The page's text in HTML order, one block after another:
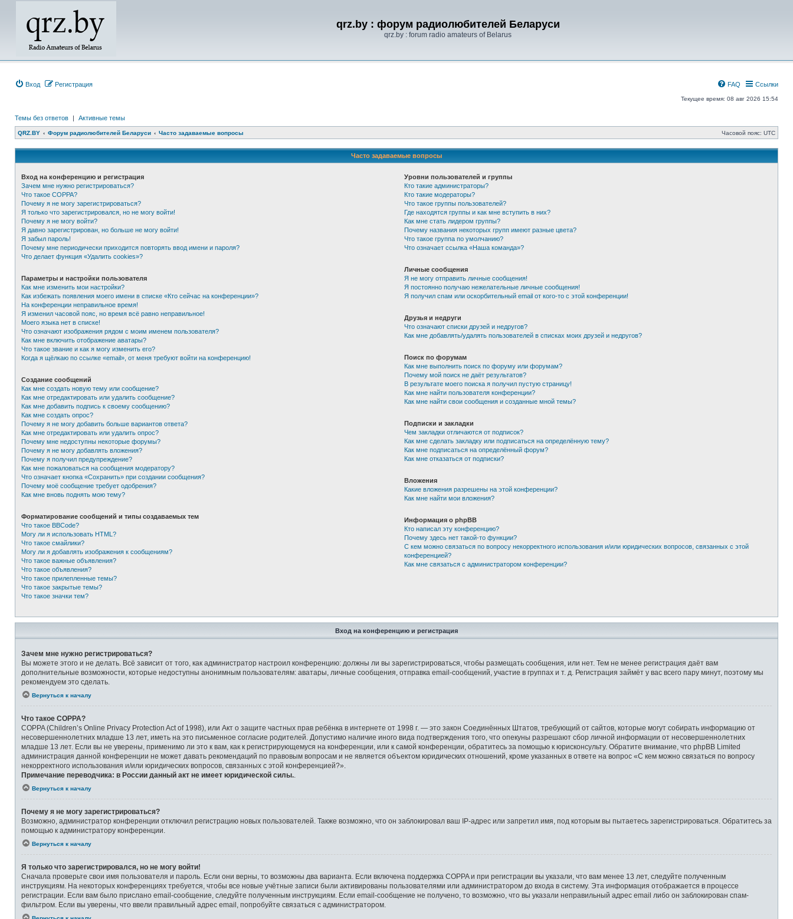
qrz.by : форум радиолюбителей Беларуси
qrz.by : forum radio amateurs of Belarus
Вход Регистрация Ссылки
FAQ
Текущее время: 08 авг 2026 15:54
Темы без ответов | Активные темы
QRZ.BY Форум радиолюбителей Беларуси Часто задаваемые вопросы Часовой пояс: UTC
Часто задаваемые вопросы
Вход на конференцию и регистрация
Зачем мне нужно регистрироваться?
Что такое COPPA?
Почему я не могу зарегистрироваться?
Я только что зарегистрировался, но не могу войти!
Почему я не могу войти?
Я давно зарегистрирован, но больше не могу войти!
Я забыл пароль!
Почему мне периодически приходится повторять ввод имени и пароля?
Что делает функция «Удалить cookies»?
Параметры и настройки пользователя
Как мне изменить мои настройки?
Как избежать появления моего имени в списке «Кто сейчас на конференции»?
На конференции неправильное время!
Я изменил часовой пояс, но время всё равно неправильное!
Моего языка нет в списке!
Что означают изображения рядом с моим именем пользователя?
Как мне включить отображение аватары?
Что такое звание и как я могу изменить его?
Когда я щёлкаю по ссылке «email», от меня требуют войти на конференцию!
Создание сообщений
Как мне создать новую тему или сообщение?
Как мне отредактировать или удалить сообщение?
Как мне добавить подпись к своему сообщению?
Как мне создать опрос?
Почему я не могу добавить больше вариантов ответа?
Как мне отредактировать или удалить опрос?
Почему мне недоступны некоторые форумы?
Почему я не могу добавлять вложения?
Почему я получил предупреждение?
Как мне пожаловаться на сообщения модератору?
Что означает кнопка «Сохранить» при создании сообщения?
Почему моё сообщение требует одобрения?
Как мне вновь поднять мою тему?
Форматирование сообщений и типы создаваемых тем
Что такое BBCode?
Могу ли я использовать HTML?
Что такое смайлики?
Могу ли я добавлять изображения к сообщениям?
Что такое важные объявления?
Что такое объявления?
Что такое прилепленные темы?
Что такое закрытые темы?
Что такое значки тем?
Уровни пользователей и группы
Кто такие администраторы?
Кто такие модераторы?
Что такое группы пользователей?
Где находятся группы и как мне вступить в них?
Как мне стать лидером группы?
Почему названия некоторых групп имеют разные цвета?
Что такое группа по умолчанию?
Что означает ссылка «Наша команда»?
Личные сообщения
Я не могу отправить личные сообщения!
Я постоянно получаю нежелательные личные сообщения!
Я получил спам или оскорбительный email от кого-то с этой конференции!
Друзья и недруги
Что означают списки друзей и недругов?
Как мне добавлять/удалять пользователей в списках моих друзей и недругов?
Поиск по форумам
Как мне выполнить поиск по форуму или форумам?
Почему мой поиск не даёт результатов?
В результате моего поиска я получил пустую страницу!
Как мне найти пользователя конференции?
Как мне найти свои сообщения и созданные мной темы?
Подписки и закладки
Чем закладки отличаются от подписок?
Как мне сделать закладку или подписаться на определённую тему?
Как мне подписаться на определённый форум?
Как мне отказаться от подписки?
Вложения
Какие вложения разрешены на этой конференции?
Как мне найти мои вложения?
Информация о phpBB
Кто написал эту конференцию?
Почему здесь нет такой-то функции?
С кем можно связаться по вопросу некорректного использования и/или юридических вопросов, связанных с этой
конференцией?
Как мне связаться с администратором конференции?
Вход на конференцию и регистрация
Зачем мне нужно регистрироваться?
Вы можете этого и не делать. Всё зависит от того, как администратор настроил конференцию: должны ли вы зарегистрироваться, чтобы размещать сообщения, или нет. Тем не менее регистрация даёт вам
дополнительные возможности, которые недоступны анонимным пользователям: аватары, личные сообщения, отправка email-сообщений, участие в группах и т. д. Регистрация займёт у вас всего пару минут, поэтому мы
рекомендуем это сделать.
Вернуться к началу
Что такое COPPA?
COPPA (Children’s Online Privacy Protection Act of 1998), или Акт о защите частных прав ребёнка в интернете от 1998 г. — это закон Соединённых Штатов, требующий от сайтов, которые могут собирать информацию от
несовершеннолетних младше 13 лет, иметь на это письменное согласие родителей. Допустимо наличие иного вида подтверждения того, что опекуны разрешают сбор личной информации от несовершеннолетних
младше 13 лет. Если вы не уверены, применимо ли это к вам, как к регистрирующемуся на конференции, или к самой конференции, обратитесь за помощью к юрисконсульту. Обратите внимание, что phpBB Limited
администрация данной конференции не может давать рекомендаций по правовым вопросам и не является объектом юридических отношений, кроме указанных в ответе на вопрос «С кем можно связаться по вопросу
некорректного использования и/или юридических вопросов, связанных с этой конференцией?».
Примечание переводчика: в России данный акт не имеет юридической силы.
Вернуться к началу
Почему я не могу зарегистрироваться?
Возможно, администратор конференции отключил регистрацию новых пользователей. Также возможно, что он заблокировал ваш IP-адрес или запретил имя, под которым вы пытаетесь зарегистрироваться. Обратитесь за
помощью к администратору конференции.
Вернуться к началу
Я только что зарегистрировался, но не могу войти!
Сначала проверьте свои имя пользователя и пароль. Если они верны, то возможны два варианта. Если включена поддержка COPPA и при регистрации вы указали, что вам менее 13 лет, следуйте полученным
инструкциям. На некоторых конференциях требуется, чтобы все новые учётные записи были активированы пользователями или администратором до входа в систему. Эта информация отображается в процессе
регистрации. Если вам было прислано email-сообщение, следуйте полученным инструкциям. Если email-сообщение не получено, то возможно, что вы указали неправильный адрес email либо он заблокирован спам-
фильтром. Если вы уверены, что ввели правильный адрес email, попробуйте связаться с администратором.